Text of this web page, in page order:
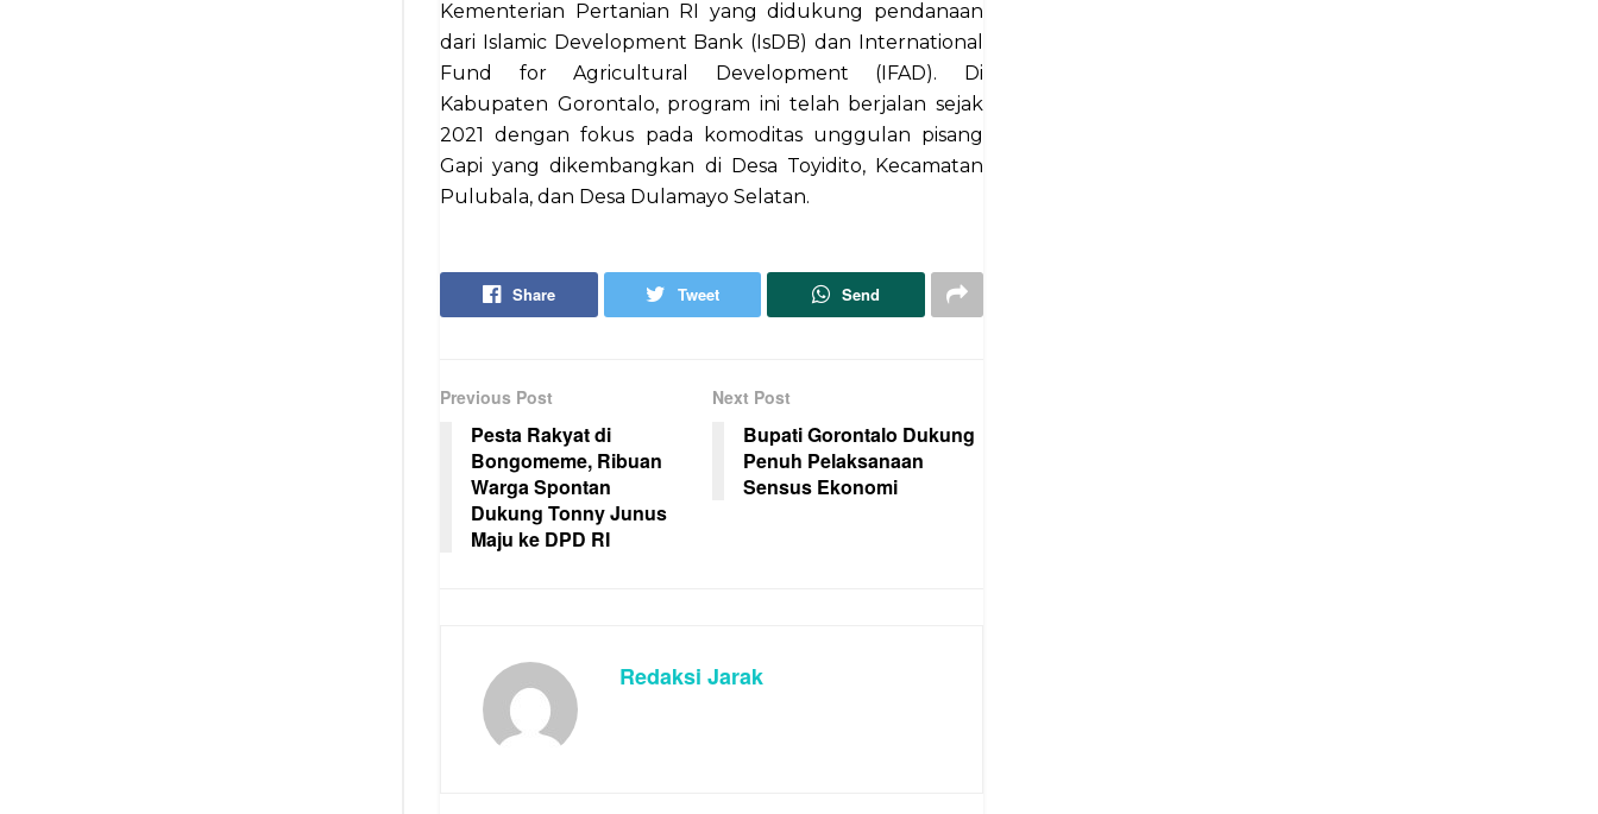
Kementerian Pertanian RI yang didukung pendanaan
dari Islamic Development Bank (IsDB) dan International
Fund for Agricultural Development (IFAD). Di
Kabupaten Gorontalo, program ini telah berjalan sejak
2021 dengan fokus pada komoditas unggulan pisang
Gapi yang dikembangkan di Desa Toyidito, Kecamatan
Pulubala, dan Desa Dulamayo Selatan.
Share Tweet Send
Previous Post
Pesta Rakyat di
Bongomeme, Ribuan
Warga Spontan
Dukung Tonny Junus
Maju ke DPD RI
Next Post
Bupati Gorontalo Dukung
Penuh Pelaksanaan
Sensus Ekonomi
Redaksi Jarak